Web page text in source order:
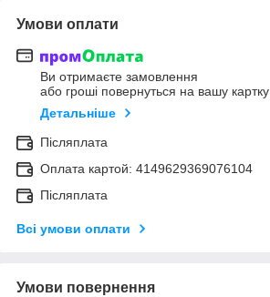
Умови оплати
Ви отримаєте замовлення
або гроші повернуться на вашу картку
Детальніше
Післяплата
Оплата картой: 4149629369076104
Післяплата
Всі умови оплати
Умови повернення